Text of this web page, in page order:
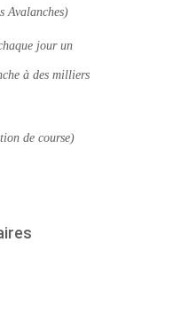
Avalanches)
jour un
à des milliers
de course)